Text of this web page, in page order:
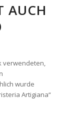
AUCH
verwendeten,
wurde
Artigiana“